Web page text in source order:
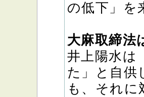
の低下」を
大麻取締法
井上陽水は
た」と自供
も、それに